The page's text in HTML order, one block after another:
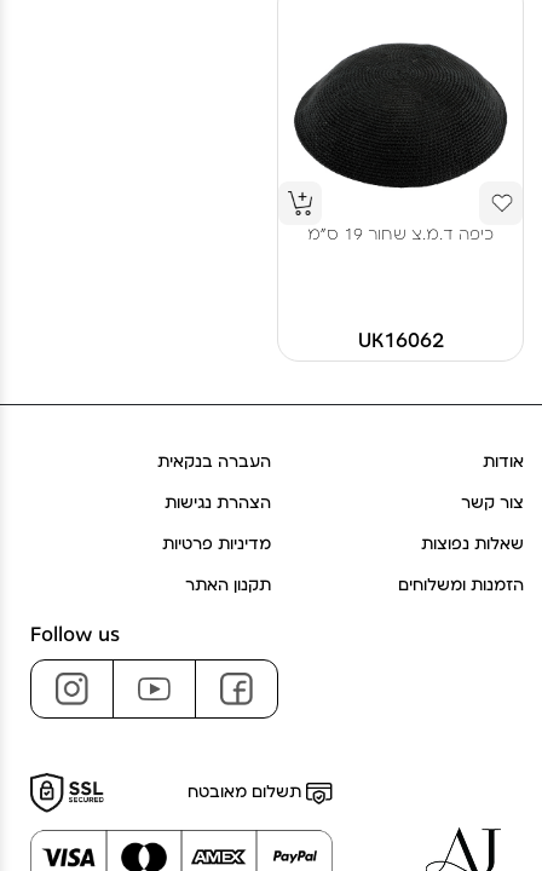
כיפה ד.מ.צ שחור 19 ס"מ
UK16062
אודות
צור קשר
שאלות נפוצות
הזמנות ומשלוחים
העברה בנקאית
הצהרת נגישות
מדיניות פרטיות
תקנון האתר
Follow us
תשלום מאובטח